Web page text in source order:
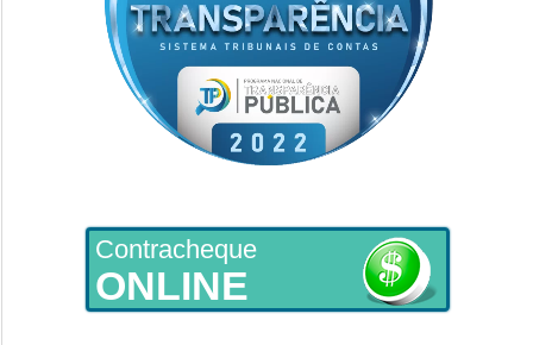
Contracheque
ONLINE